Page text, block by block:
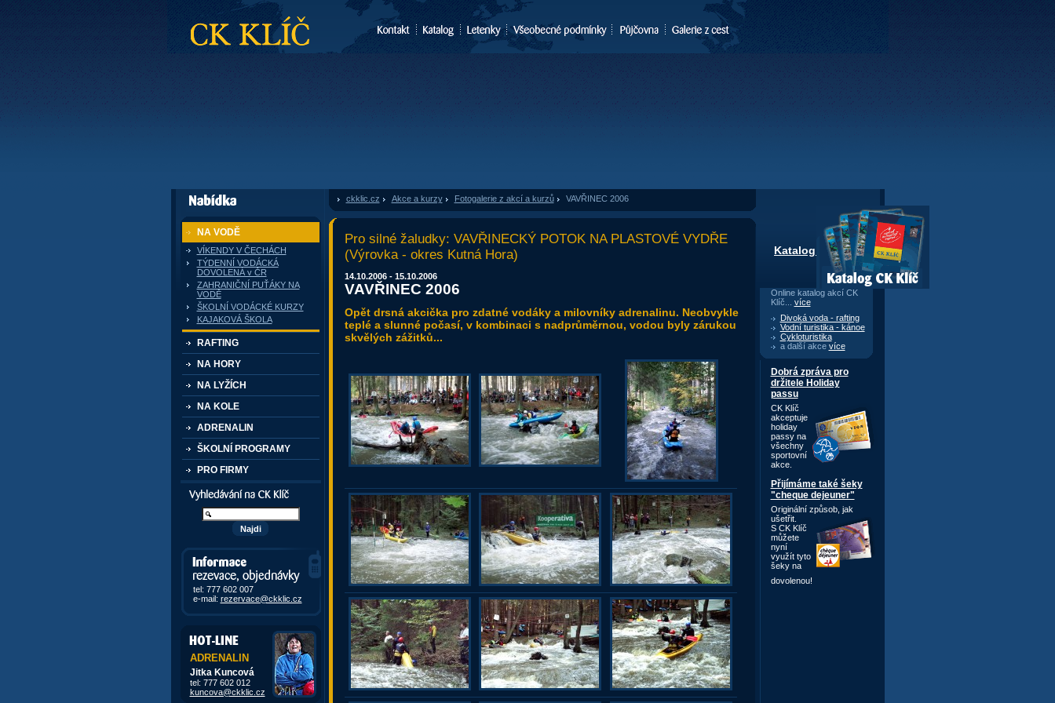
CK Klíč
dále nabízí
NA VODĚ
VÍKENDY V ČECHÁCH
TÝDENNÍ VODÁCKÁ
DOVOLENÁ v ČR
ZAHRANIČNÍ PUŤÁKY NA
VODĚ
ŠKOLNÍ VODÁCKÉ KURZY
KAJAKOVÁ ŠKOLA
RAFTING
NA HORY
NA LYŽÍCH
NA KOLE
ADRENALIN
ŠKOLNÍ PROGRAMY
PRO FIRMY
Vyhledávání kurzů a akcí
Informace, rezervace,
objedávky
tel: 777 602 007
e-mail: rezervace@ckklic.cz
ADRENALIN
Jitka Kuncová
tel: 777 602 012
kuncova@ckklic.cz
ckklic.cz Akce a kurzy» Fotogalerie z akcí a kurzů» VAVŘINEC 2006
Pro silné žaludky: VAVŘINECKÝ POTOK NA PLASTOVÉ VYDŘE
(Výrovka - okres Kutná Hora)
14.10.2006 - 15.10.2006
VAVŘINEC 2006
Opět drsná akcička pro zdatné vodáky a milovníky adrenalinu. Neobvykle
teplé a slunné počasí, v kombinaci s nadprůměrnou, vodou byly zárukou
skvělých zážitků...
Katalog CK Klíč
Online katalog akcí CK
Klíč... více
Divoká voda - rafting
Vodní turistika - kánoe
Cykloturistika
a další akce více
Dobrá zpráva pro
držitele Holiday
passu
CK Klíč
akceptuje
holiday
passy na
všechny
sportovní
akce.
Přijímáme také šeky
"cheque dejeuner"
Originální způsob, jak
ušetřit.
S CK Klíč
můžete
nyní
využít tyto
šeky na
dovolenou!